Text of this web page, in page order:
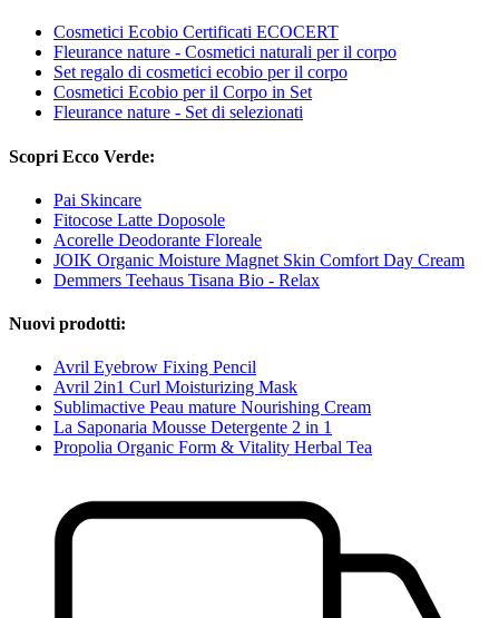
Cosmetici Ecobio Certificati ECOCERT
Fleurance nature - Cosmetici naturali per il corpo
Set regalo di cosmetici ecobio per il corpo
Cosmetici Ecobio per il Corpo in Set
Fleurance nature - Set di selezionati
Scopri Ecco Verde:
Pai Skincare
Fitocose Latte Doposole
Acorelle Deodorante Floreale
JOIK Organic Moisture Magnet Skin Comfort Day Cream
Demmers Teehaus Tisana Bio - Relax
Nuovi prodotti:
Avril Eyebrow Fixing Pencil
Avril 2in1 Curl Moisturizing Mask
Sublimactive Peau mature Nourishing Cream
La Saponaria Mousse Detergente 2 in 1
Propolia Organic Form & Vitality Herbal Tea